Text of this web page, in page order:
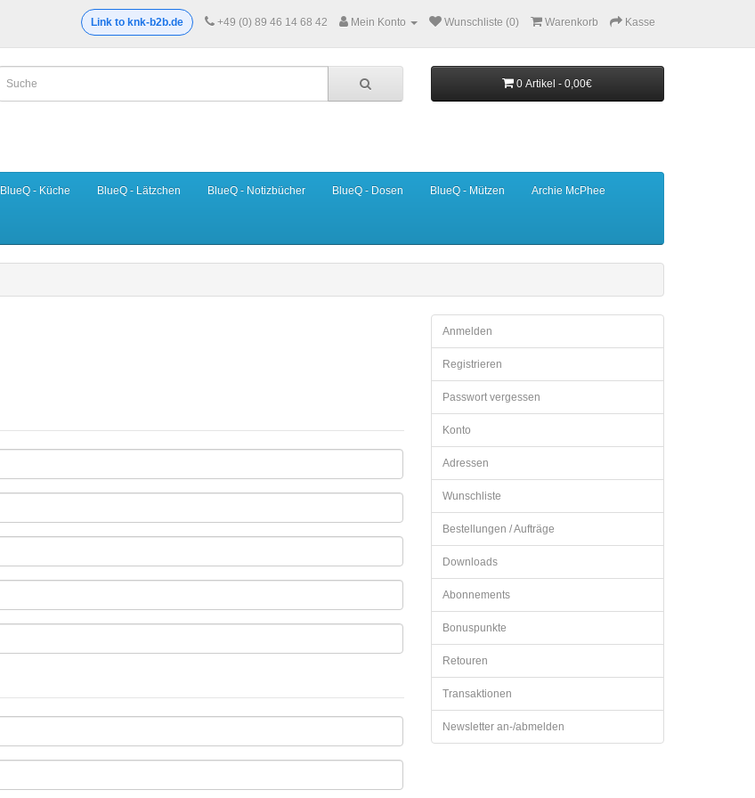
Link to knk-b2b.de +49 (0) 89 46 14 68 42 Mein Konto Wunschliste (0) Warenkorb Kasse
0 Artikel - 0,00€
BlueQ - Küche BlueQ - Lätzchen BlueQ - Notizbücher BlueQ - Dosen BlueQ - Mützen Archie McPhee
Anmelden
Registrieren
Passwort vergessen
Konto
Adressen
Wunschliste
Bestellungen / Aufträge
Downloads
Abonnements
Bonuspunkte
Retouren
Transaktionen
Newsletter an-/abmelden